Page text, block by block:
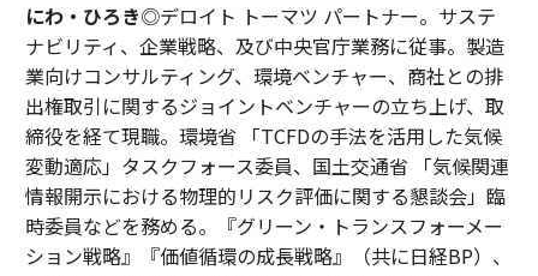
にわ・ひろき◎デロイト トーマツ パートナー。サステ
ナビリティ、企業戦略、及び中央官庁業務に従事。製造
業向けコンサルティング、環境ベンチャー、商社との排
出権取引に関するジョイントベンチャーの立ち上げ、取
締役を経て現職。環境省 「TCFDの手法を活用した気候
変動適応」タスクフォース委員、国土交通省 「気候関連
情報開示における物理的リスク評価に関する懇談会」臨
時委員などを務める。『グリーン・トランスフォーメー
ション戦略』『価値循環の成長戦略』（共に日経BP）、